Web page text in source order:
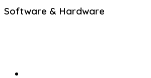
Software & Hardware